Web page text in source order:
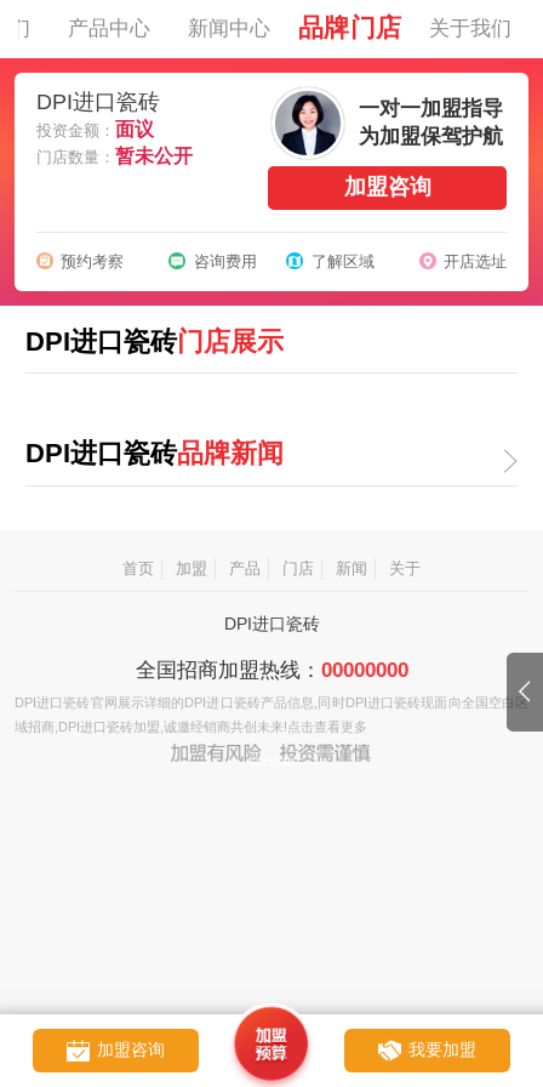
们 产品中心 新闻中心 品牌门店 关于我们
DPI进口瓷砖
投资金额： 面议
门店数量： 暂未公开
一对一加盟指导
为加盟保驾护航
加盟咨询
预约考察 咨询费用 了解区域 开店选址
DPI进口瓷砖门店展示
DPI进口瓷砖品牌新闻
首页 加盟 产品 门店 新闻 关于
DPI进口瓷砖
全国招商加盟热线： 00000000
DPI进口瓷砖官网 展示详细的 DPI进口瓷砖产品信息,同时 DPI进口瓷砖现面向全国空白区
域招商, DPI进口瓷砖加盟 ,诚邀经销商共创未来!点击查看更多
sitemap
加盟咨询 我要加盟